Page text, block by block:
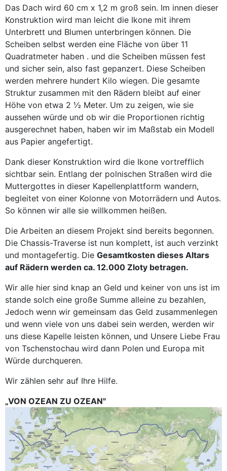
Das Dach wird 60 cm x 1,2 m groß sein. Im innen dieser
Konstruktion wird man leicht die Ikone mit ihrem
Unterbrett und Blumen unterbringen können. Die
Scheiben selbst werden eine Fläche von über 11
Quadratmeter haben . und die Scheiben müssen fest
und sicher sein, also fast gepanzert. Diese Scheiben
werden mehrere hundert Kilo wiegen. Die gesamte
Struktur zusammen mit den Rädern bleibt auf einer
Höhe von etwa 2 ½ Meter. Um zu zeigen, wie sie
aussehen würde und ob wir die Proportionen richtig
ausgerechnet haben, haben wir im Maßstab ein Modell
aus Papier angefertigt.
Dank dieser Konstruktion wird die Ikone vortrefflich
sichtbar sein. Entlang der polnischen Straßen wird die
Muttergottes in dieser Kapellenplattform wandern,
begleitet von einer Kolonne von Motorrädern und Autos.
So können wir alle sie willkommen heißen.
Die Arbeiten an diesem Projekt sind bereits begonnen.
Die Chassis-Traverse ist nun komplett, ist auch verzinkt
und montagefertig. Die Gesamtkosten dieses Altars
auf Rädern werden ca. 12.000 Zloty betragen.
Wir alle hier sind knap an Geld und keiner von uns ist im
stande solch eine große Summe alleine zu bezahlen,
Jedoch wenn wir gemeinsam das Geld zusammenlegen
und wenn viele von uns dabei sein werden, werden wir
uns diese Kapelle leisten können, und Unsere Liebe Frau
von Tschenstochau wird dann Polen und Europa mit
Würde durchqueren.
Wir zählen sehr auf Ihre Hilfe.
„VON OZEAN ZU OZEAN"